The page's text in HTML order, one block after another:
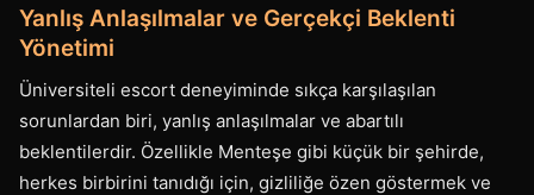
Yanlış Anlaşılmalar ve Gerçekçi Beklenti
Yönetimi
Üniversiteli escort deneyiminde sıkça karşılaşılan
sorunlardan biri, yanlış anlaşılmalar ve abartılı
beklentilerdir. Özellikle Menteşe gibi küçük bir şehirde,
herkes birbirini tanıdığı için, gizliliğe özen göstermek ve